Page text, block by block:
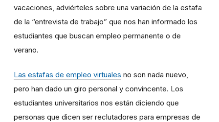
vacaciones, adviérteles sobre una variación de la estafa
de la “entrevista de trabajo” que nos han informado los
estudiantes que buscan empleo permanente o de
verano.
Las estafas de empleo virtuales no son nada nuevo,
pero han dado un giro personal y convincente. Los
estudiantes universitarios nos están diciendo que
personas que dicen ser reclutadores para empresas de